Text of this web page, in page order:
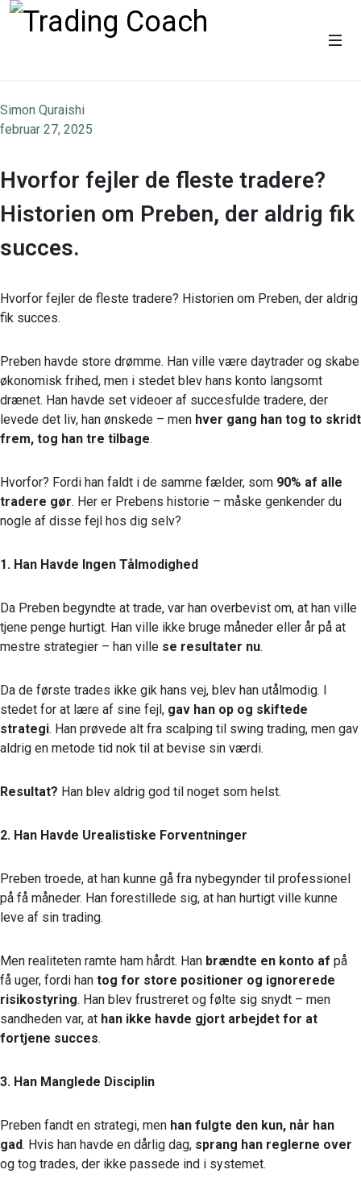
Simon Quraishi
februar 27, 2025
Hvorfor fejler de fleste tradere?
Historien om Preben, der aldrig fik
succes.
Hvorfor fejler de fleste tradere? Historien om Preben, der aldrig
fik succes.
Preben havde store drømme. Han ville være daytrader og skabe
økonomisk frihed, men i stedet blev hans konto langsomt
drænet. Han havde set videoer af succesfulde tradere, der
levede det liv, han ønskede – men hver gang han tog to skridt
frem, tog han tre tilbage.
Hvorfor? Fordi han faldt i de samme fælder, som 90% af alle
tradere gør. Her er Prebens historie – måske genkender du
nogle af disse fejl hos dig selv?
1. Han Havde Ingen Tålmodighed
Da Preben begyndte at trade, var han overbevist om, at han ville
tjene penge hurtigt. Han ville ikke bruge måneder eller år på at
mestre strategier – han ville se resultater nu.
Da de første trades ikke gik hans vej, blev han utålmodig. I
stedet for at lære af sine fejl, gav han op og skiftede
strategi. Han prøvede alt fra scalping til swing trading, men gav
aldrig en metode tid nok til at bevise sin værdi.
Resultat? Han blev aldrig god til noget som helst.
2. Han Havde Urealistiske Forventninger
Preben troede, at han kunne gå fra nybegynder til professionel
på få måneder. Han forestillede sig, at han hurtigt ville kunne
leve af sin trading.
Men realiteten ramte ham hårdt. Han brændte en konto af på
få uger, fordi han tog for store positioner og ignorerede
risikostyring. Han blev frustreret og følte sig snydt – men
sandheden var, at han ikke havde gjort arbejdet for at
fortjene succes.
3. Han Manglede Disciplin
Preben fandt en strategi, men han fulgte den kun, når han
gad. Hvis han havde en dårlig dag, sprang han reglerne over
og tog trades, der ikke passede ind i systemet.